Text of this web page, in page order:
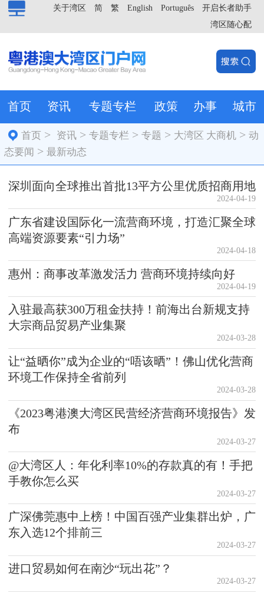
开启长者助手
Português
English
繁
简
关于湾区
湾区随心配
首页 资讯 专题专栏 政策 办事 城市
首页 > 资讯 >专题专栏 >专题 > 大湾区 大商机 >动
态要闻 > 最新动态
深圳面向全球推出首批13平方公里优质招商用地
2024-04-19
广东省建设国际化一流营商环境，打造汇聚全球
高端资源要素“引力场”
2024-04-18
惠州：商事改革激发活力 营商环境持续向好
2024-04-19
入驻最高获300万租金扶持！前海出台新规支持
大宗商品贸易产业集聚
2024-03-28
让“益晒你”成为企业的“唔该晒”！佛山优化营商
环境工作保持全省前列
2024-03-28
《2023粤港澳大湾区民营经济营商环境报告》发
布
2024-03-27
@大湾区人：年化利率10%的存款真的有！手把
手教你怎么买
2024-03-27
广深佛莞惠中上榜！中国百强产业集群出炉，广
东入选12个排前三
2024-03-27
进口贸易如何在南沙“玩出花”？
2024-03-27